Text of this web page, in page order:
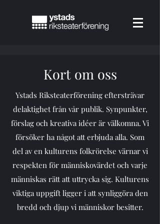
Kort om oss
Ystads Riksteaterförening eftersträvar
delaktighet från vår publik. Synpunkter,
förslag och kreativa idéer är välkomna. Vi
försöker ha något att erbjuda alla. Som
del av en kulturens folkrörelse värnar vi
respekten för människovärdet och varje
människas rätt att uttrycka sig. Kulturens
viktiga uppgift ligger i att synliggöra den
bredd och djup vi människor besitter.